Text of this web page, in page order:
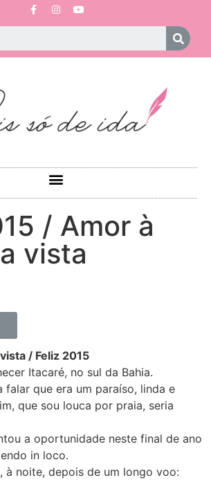
/ Amor à
vista
/ Feliz 2015
Itacaré, no sul da Bahia.
falar que era um paraíso, linda e
que sou louca por praia, seria
a oportunidade neste final de ano
in loco.
à noite, depois de um longo voo: